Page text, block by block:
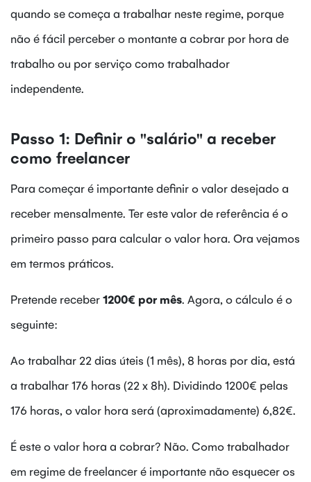
quando se começa a trabalhar neste regime, porque
não é fácil perceber o montante a cobrar por hora de
trabalho ou por serviço como trabalhador
independente.
Passo 1: Definir o "salário" a receber
como freelancer
Para começar é importante definir o valor desejado a
receber mensalmente. Ter este valor de referência é o
primeiro passo para calcular o valor hora. Ora vejamos
em termos práticos.
Pretende receber1200€ por mês. Agora, o cálculo é o
seguinte:
Ao trabalhar 22 dias úteis (1 mês), 8 horas por dia, está
a trabalhar 176 horas (22 x 8h). Dividindo 1200€ pelas
176 horas, o valor hora será (aproximadamente) 6,82€.
É este o valor hora a cobrar? Não. Como trabalhador
em regime de freelancer é importante não esquecer os